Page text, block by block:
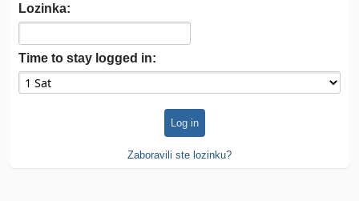
Lozinka:
Time to stay logged in:
Zaboravili ste lozinku?